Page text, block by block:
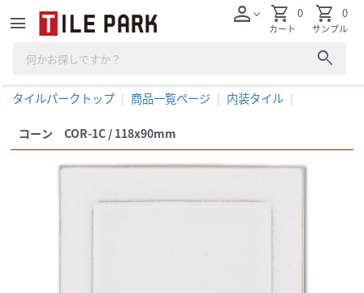
menu
search
personexpand_more shopping_cart
カート
0 shopping_cart
サンプル
0
タイルパークトップ 商品一覧ページ 内装タイル
コーン COR-1C / 118x90mm